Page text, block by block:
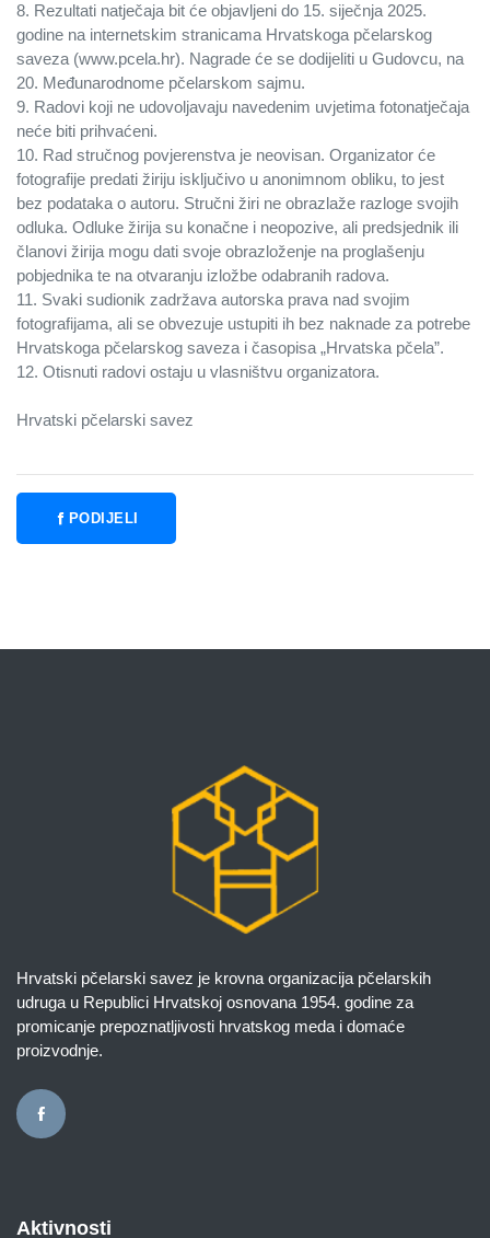
8. Rezultati natječaja bit će objavljeni do 15. siječnja 2025.
godine na internetskim stranicama Hrvatskoga pčelarskog
saveza (www.pcela.hr). Nagrade će se dodijeliti u Gudovcu, na
20. Međunarodnome pčelarskom sajmu.
9. Radovi koji ne udovoljavaju navedenim uvjetima fotonatječaja
neće biti prihvaćeni.
10. Rad stručnog povjerenstva je neovisan. Organizator će
fotografije predati žiriju isključivo u anonimnom obliku, to jest
bez podataka o autoru. Stručni žiri ne obrazlaže razloge svojih
odluka. Odluke žirija su konačne i neopozive, ali predsjednik ili
članovi žirija mogu dati svoje obrazloženje na proglašenju
pobjednika te na otvaranju izložbe odabranih radova.
11. Svaki sudionik zadržava autorska prava nad svojim
fotografijama, ali se obvezuje ustupiti ih bez naknade za potrebe
Hrvatskoga pčelarskog saveza i časopisa „Hrvatska pčela”.
12. Otisnuti radovi ostaju u vlasništvu organizatora.
Hrvatski pčelarski savez
PODIJELI
Hrvatski pčelarski savez je krovna organizacija pčelarskih
udruga u Republici Hrvatskoj osnovana 1954. godine za
promicanje prepoznatljivosti hrvatskog meda i domaće
proizvodnje.
Aktivnosti